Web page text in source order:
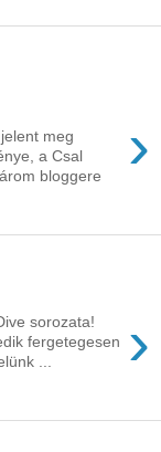
›
meg
a Csal
bloggere
›
sorozata!
fergetegesen
...